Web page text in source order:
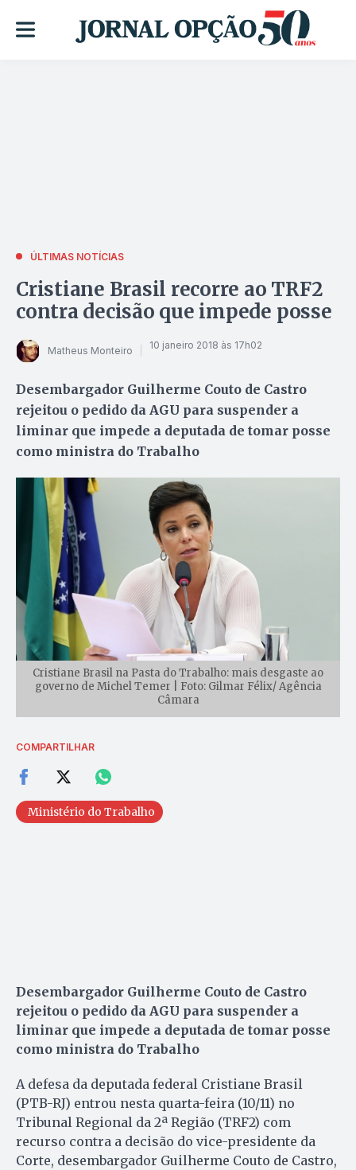
ÚLTIMAS NOTÍCIAS
Cristiane Brasil recorre ao TRF2
contra decisão que impede posse
Matheus Monteiro 10 janeiro 2018 às 17h02
Desembargador Guilherme Couto de Castro
rejeitou o pedido da AGU para suspender a
liminar que impede a deputada de tomar posse
como ministra do Trabalho
Cristiane Brasil na Pasta do Trabalho: mais desgaste ao
governo de Michel Temer | Foto: Gilmar Félix/ Agência
Câmara
COMPARTILHAR
Ministério do Trabalho
Desembargador Guilherme Couto de Castro
rejeitou o pedido da AGU para suspender a
liminar que impede a deputada de tomar posse
como ministra do Trabalho
A defesa da deputada federal Cristiane Brasil
(PTB-RJ) entrou nesta quarta-feira (10/11) no
Tribunal Regional da 2ª Região (TRF2) com
recurso contra a decisão do vice-presidente da
Corte, desembargador Guilherme Couto de Castro,